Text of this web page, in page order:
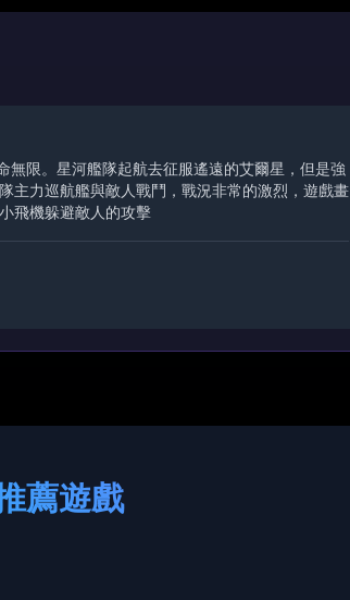
限。星河艦隊起航去征服遙遠的艾爾星，但是強
主力巡航艦與敵人戰鬥，戰況非常的激烈，遊戲畫
飛機躲避敵人的攻擊
薦遊戲